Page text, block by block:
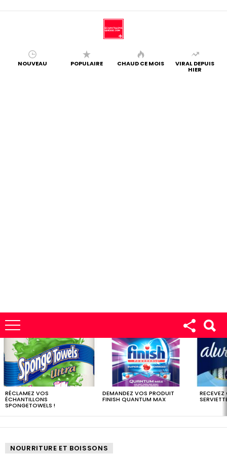
NOUVEAU POPULAIRE CHAUD CE MOIS VIRAL DEPUIS
HIER
LES
DERNIERS
ÉCHANTILLONS
RÉCLAMEZ VOS
ÉCHANTILLONS
SPONGETOWELS !
DEMANDEZ VOS PRODUIT
FINISH QUANTUM MAX
NOURRITURE ET BOISSONS